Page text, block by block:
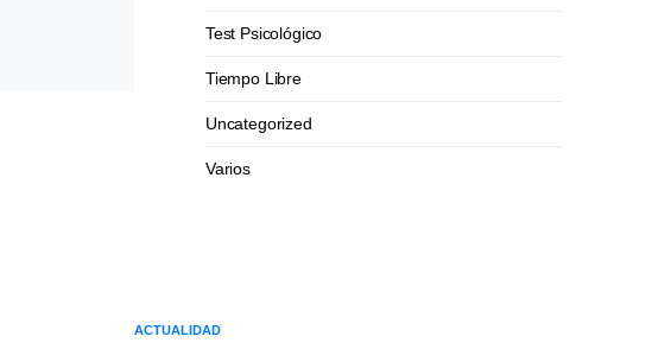
Test Psicológico
Tiempo Libre
Uncategorized
Varios
ACTUALIDAD